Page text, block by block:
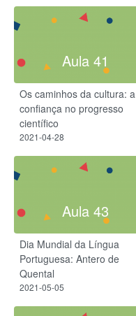
Aula 41
Os caminhos da cultura: a
confiança no progresso
científico
2021-04-28
Aula 43
Dia Mundial da Língua
Portuguesa: Antero de
Quental
2021-05-05